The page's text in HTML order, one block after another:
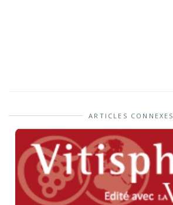
ARTICLES CONNEXES